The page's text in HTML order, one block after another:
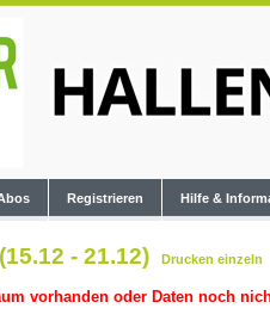
Registrieren Hilfe &
- 21.12) Drucken einzeln
vorhanden oder Daten noch